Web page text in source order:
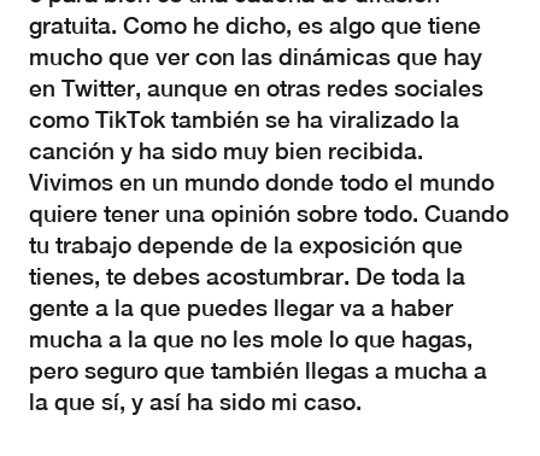
gratuita. Como he dicho, es algo que tiene
mucho que ver con las dinámicas que hay
en Twitter, aunque en otras redes sociales
como TikTok también se ha viralizado la
canción y ha sido muy bien recibida.
Vivimos en un mundo donde todo el mundo
quiere tener una opinión sobre todo. Cuando
tu trabajo depende de la exposición que
tienes, te debes acostumbrar. De toda la
gente a la que puedes llegar va a haber
mucha a la que no les mole lo que hagas,
pero seguro que también llegas a mucha a
la que sí, y así ha sido mi caso.